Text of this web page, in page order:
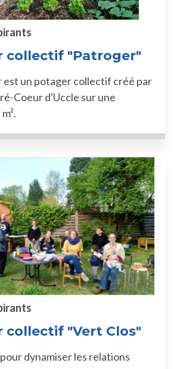
collectif "Patroger"
est un potager collectif créé par
Coeur d'Uccle sur une
collectif "Vert Clos"
dynamiser les relations